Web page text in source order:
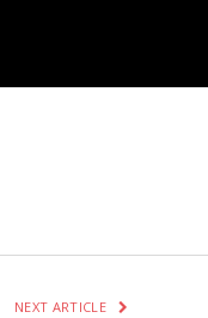
NEXT ARTICLE